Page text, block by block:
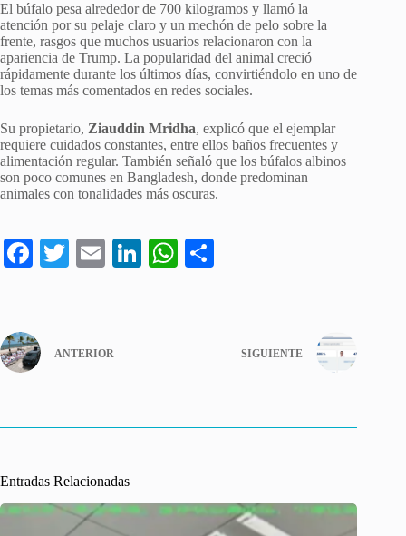
El búfalo pesa alrededor de 700 kilogramos y llamó la
atención por su pelaje claro y un mechón de pelo sobre la
frente, rasgos que muchos usuarios relacionaron con la
apariencia de Trump. La popularidad del animal creció
rápidamente durante los últimos días, convirtiéndolo en uno de
los temas más comentados en redes sociales.
Su propietario, Ziauddin Mridha, explicó que el ejemplar
requiere cuidados constantes, entre ellos baños frecuentes y
alimentación regular. También señaló que los búfalos albinos
son poco comunes en Bangladesh, donde predominan
animales con tonalidades más oscuras.
Fa
ok
T
r
E
Li
W
A
pp
ANTERIOR SIGUIENTE
Entradas Relacionadas